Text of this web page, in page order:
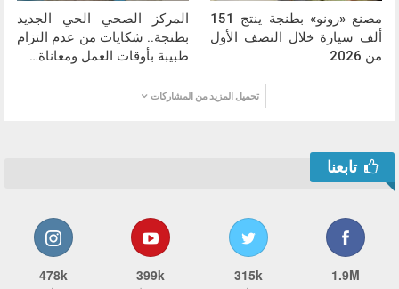
مصنع «رونو» بطنجة ينتج 151
ألف سيارة خلال النصف الأول
من 2026
المركز الصحي الحي الجديد
بطنجة.. شكايات من عدم التزام
طبيبة بأوقات العمل ومعاناة…
تحميل المزيد من المشاركات
تابعنا
1.9M
315k
399k
478k